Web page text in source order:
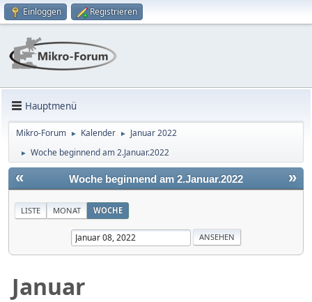
Einloggen Registrieren
Hauptmenü
Mikro-Forum ► Kalender ► Januar 2022
► Woche beginnend am 2.Januar.2022
« »
Woche beginnend am 2.Januar.2022
LISTE MONAT WOCHE
Januar